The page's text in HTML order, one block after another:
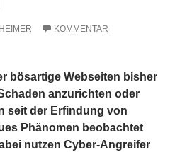
KOMMENTAR
bösartige Webseiten bisher
anzurichten oder
seit der Erfindung von
Phänomen beobachtet
nutzen Cyber-Angreifer